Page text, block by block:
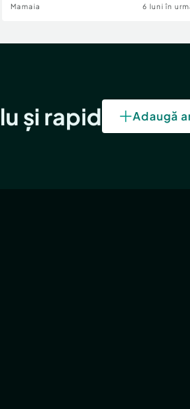
Mamaia 6 luni în
și rapid Adaugă